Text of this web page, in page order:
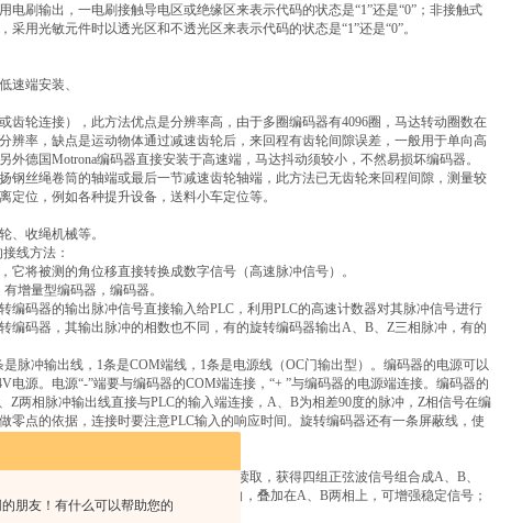
朋友！有什么可以帮助您的
电刷输出，一电刷接触导电区或绝缘区来表示代码的状态是“1”还是“0”；非接触式
用光敏元件时以透光区和不透光区来表示代码的状态是“1”还是“0”。
速端安装、
齿轮连接），此方法优点是分辨率高，由于多圈编码器有4096圈，马达转动圈数在
辨率，缺点是运动物体通过减速齿轮后，来回程有齿轮间隙误差，一般用于单向高
外德国Motrona编码器直接安装于高速端，马达抖动须较小，不然易损坏编码器。
钢丝绳卷筒的轴端或最后一节减速齿轮轴端，此方法已无齿轮来回程间隙，测量较
定位，例如各种提升设备，送料小车定位等。
、收绳机械等。
接线方法：
它将被测的角位移直接转换成数字信号（高速脉冲信号）。
增量型编码器，编码器。
编码器的输出脉冲信号直接输入给PLC，利用PLC的高速计数器对其脉冲信号进行
编码器，其输出脉冲的相数也不同，有的旋转编码器输出A、B、Z三相脉冲，有的
脉冲输出线，1条是COM端线，1条是电源线（OC门输出型）。编码器的电源可以
电源。电源“-”端要与编码器的COM端连接，“+ ”与编码器的电源端连接。编码器的
Z两相脉冲输出线直接与PLC的输入端连接，A、B为相差90度的脉冲，Z相信号在编
零点的依据，连接时要注意PLC输入的响应时间。旋转编码器还有一条屏蔽线，使
通、暗的刻线，有光电发射和接收器件读取，获得四组正弦波信号组合成A、B、
一个周波为360度），将C、D信号反向，叠加在A、B两相上，可增强稳定信号；
位。